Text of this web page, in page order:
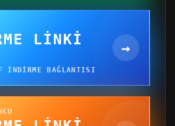
LINKI
INDIRME BAĞLANTISI
→